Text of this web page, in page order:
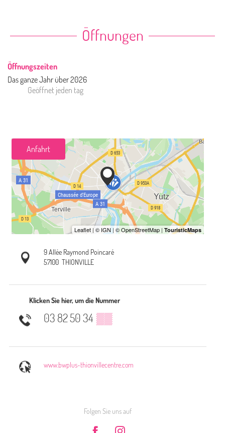
Öffnungen
Öffnungszeiten
Das ganze Jahr über 2026
Geöffnet jeden tag
Anfahrt
9 Allée Raymond Poincaré
57100 THIONVILLE
Klicken Sie hier, um die Nummer
03 82 50 34 ▒▒
www.bwplus-thionvillecentre.com
Folgen Sie uns auf